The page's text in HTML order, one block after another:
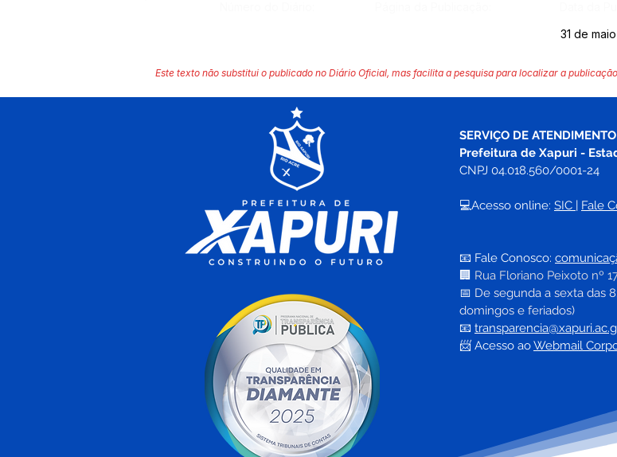
31 de
Este texto não substitui o publicado no Diário Oficial, mas facilita a pesquisa para localizar a
SERVIÇO DE
Prefeitura de Xapuri -
CNPJ 04.018.560/0001-24
💻Acesso online: SIC | Fale
📧 Fale Conosco:
🏢 Rua Floriano Peixoto nº
📅 De segunda a sexta das
domingos e feriados)
📧
📨 Acesso ao Webmail